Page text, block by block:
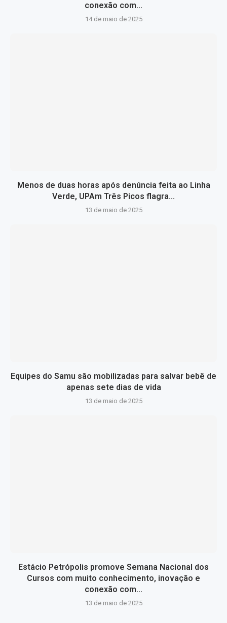
conexão com...
14 de maio de 2025
Menos de duas horas após denúncia feita ao Linha
Verde, UPAm Três Picos flagra...
13 de maio de 2025
Equipes do Samu são mobilizadas para salvar bebê de
apenas sete dias de vida
13 de maio de 2025
Estácio Petrópolis promove Semana Nacional dos
Cursos com muito conhecimento, inovação e
conexão com...
13 de maio de 2025